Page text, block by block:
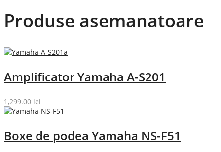
Produse asemanatoare
Amplificator Yamaha A-S201
1,299.00 lei
Boxe de podea Yamaha NS-F51